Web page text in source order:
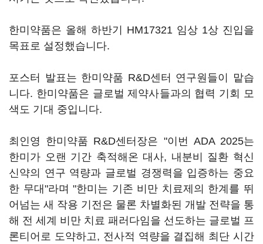
한미약품은 올해 하반기 HM17321 임상 1상 진입을
목표로 설정했습니다.
포스터 발표는 한미약품 R&D센터 연구원들이 맡습
니다. 한미약품은 글로벌 제약사들과의 협력 기회 모
색도 기대 중입니다.
최인영 한미약품 R&D센터장은 "이번 ADA 2025는
한미가 오랜 기간 축적해온 대사, 내분비 질환 혁신
신약의 연구 역량과 글로벌 경쟁력을 입증하는 중요
한 무대"라며 "한미는 기존 비만 치료제의 한계를 뛰
어넘는 새 작용 기전은 물론 차별화된 개발 전략을 통
해 전 세계 비만 치료 패러다임을 선도하는 글로벌 프
론티어로 도약하고, 전사적 역량을 결집해 최단 시간